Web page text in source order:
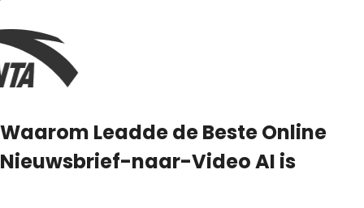
Waarom Leadde de Beste Online
Nieuwsbrief-naar-Video AI is